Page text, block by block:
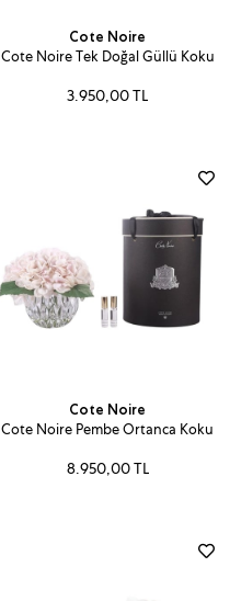
Cote Noire
Cote Noire Tek Doğal Güllü Koku
3.950,00 TL
Cote Noire
Cote Noire Pembe Ortanca Koku
8.950,00 TL